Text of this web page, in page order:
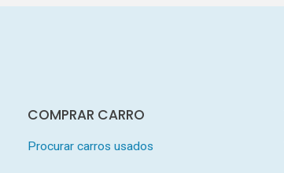
COMPRAR CARRO
Procurar carros usados